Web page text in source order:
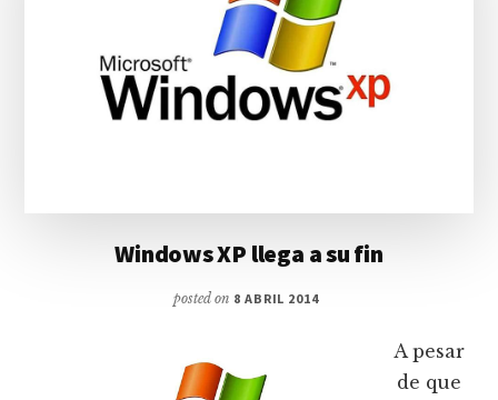
Windows XP llega a su fin
posted on 8 ABRIL 2014
A pesar
de que